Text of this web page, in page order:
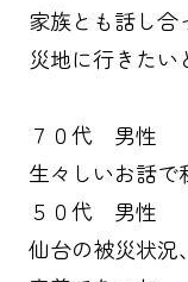
家族とも話し
災地に行きたい
７０代 男性
生々しいお話で
５０代 男性
仙台の被災状況